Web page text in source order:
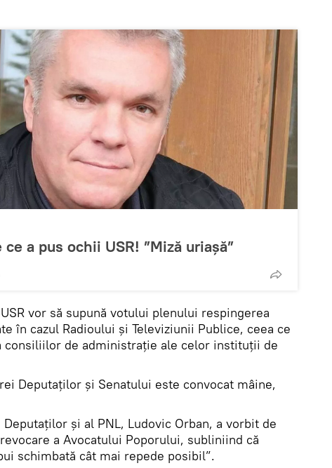
a pus ochii USR! ”Miză uriașă”
vor să supună votului plenului respingerea
în cazul Radioului şi Televiziunii Publice, ceea ce
consiliilor de administrație ale celor instituții de
Deputaţilor şi Senatului este convocat mâine,
și al PNL, Ludovic Orban, a vorbit de
a Avocatului Poporului, subliniind că
schimbată cât mai repede posibil”.